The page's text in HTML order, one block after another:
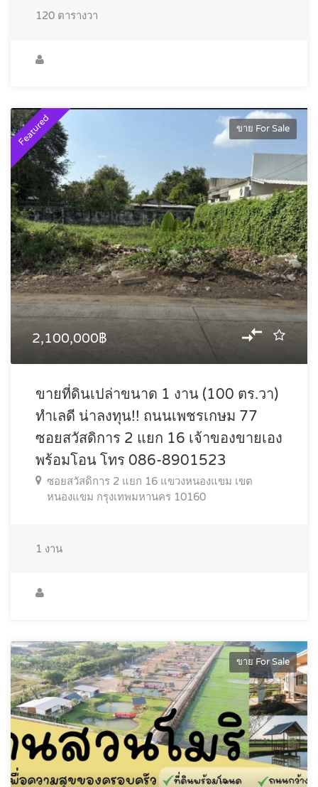
120 ตารางวา
Featured ขาย For Sale
2,100,000฿
ขายที่ดินเปล่าขนาด 1 งาน (100 ตร.วา)
ทำเลดี น่าลงทุน!! ถนนเพชรเกษม 77
ซอยสวัสดิการ 2 แยก 16 เจ้าของขายเอง
พร้อมโอน โทร 086-8901523
ซอยสวัสดิการ 2 แยก 16 แขวงหนองแขม เขต
หนองแขม กรุงเทพมหานคร 10160
1 งาน
ขาย For Sale